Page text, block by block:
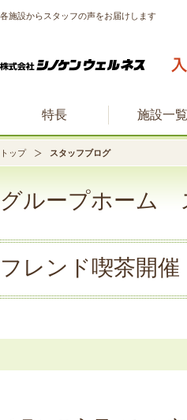
各施設からスタッフの声をお届けします
特長 施設一覧
トップ スタッフブログ
グループホーム
フレンド喫茶開催